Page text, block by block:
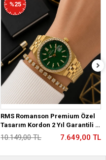
%25
RMS Romanson Premium Özel
Tasarım Kordon 2 Yıl Garantili 5
Atm Kadın Kol Saati+Bileklik
A2175.29
10.149,00 TL 7.649,00 TL